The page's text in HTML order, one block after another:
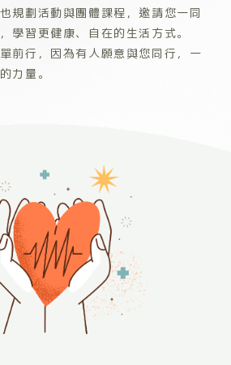
規劃活動與團體課程，邀請您一同
學習更健康、自在的生活方式。
前行，因為有人願意與您同行，一
力量。